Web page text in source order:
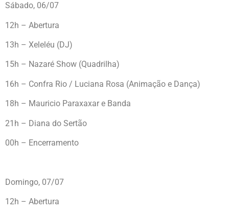
Sábado, 06/07
12h – Abertura
13h – Xeleléu (DJ)
15h – Nazaré Show (Quadrilha)
16h – Confra Rio / Luciana Rosa (Animação e Dança)
18h – Mauricio Paraxaxar e Banda
21h – Diana do Sertão
00h – Encerramento
Domingo, 07/07
12h – Abertura